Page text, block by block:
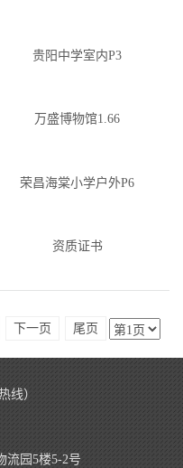
贵阳中学室内P3
万盛博物馆1.66
荣昌海棠小学户外P6
资质证书
下一页 尾页
线）
园5楼5-2号